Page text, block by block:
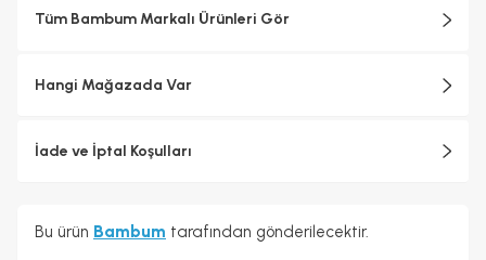
Tüm Bambum Markalı Ürünleri Gör
Hangi Mağazada Var
İade ve İptal Koşulları
Bu ürün Bambum tarafından gönderilecektir.